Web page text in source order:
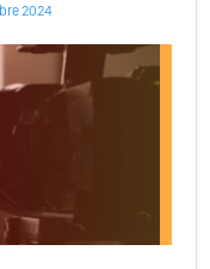
2024